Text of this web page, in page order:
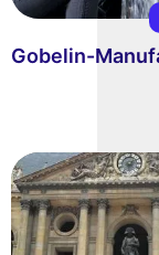
Gobelin-